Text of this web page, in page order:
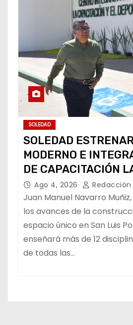
SOLEDAD
SOLEDAD
MODERNO E
DE CAPACITACIÓN
ALCALDE
Ago 4, 2026 Redacción
Juan Manuel Navarro
los avances de la
espacio único en San Luis
enseñará más de 12
de todas las…